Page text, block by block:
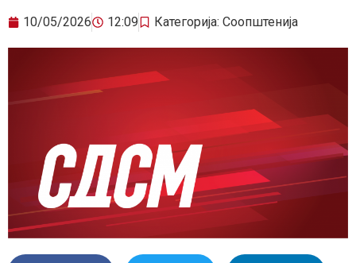
10/05/2026 12:09 Категорија: Соопштенија